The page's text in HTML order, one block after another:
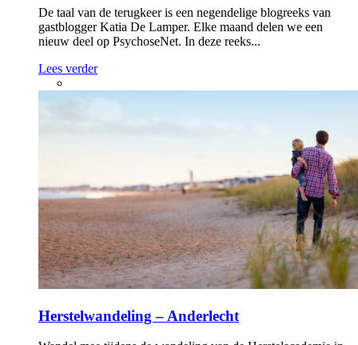
De taal van de terugkeer is een negendelige blogreeks van
gastblogger Katia De Lamper. Elke maand delen we een
nieuw deel op PsychoseNet. In deze reeks...
Lees verder
Herstelwandeling – Anderlecht